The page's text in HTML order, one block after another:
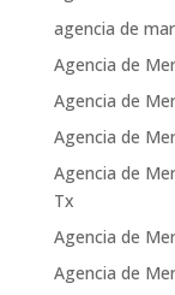
agencia de
Agencia de
Agencia de
Agencia de
Agencia de
Tx
Agencia de
Agencia de